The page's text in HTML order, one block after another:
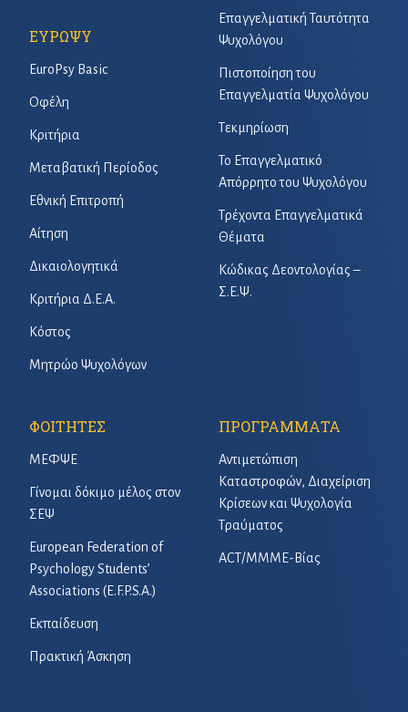
Επαγγελματική Ταυτότητα
Ψυχολόγου
Πιστοποίηση του
Επαγγελματία Ψυχολόγου
Τεκμηρίωση
Το Επαγγελματικό
Απόρρητο του Ψυχολόγου
Τρέχοντα Επαγγελματικά
Θέματα
Κώδικας Δεοντολογίας –
Σ.Ε.Ψ.
ΕΥΡΩΨΥ
EuroPsy Basic
Οφέλη
Κριτήρια
Μεταβατική Περίοδος
Εθνική Επιτροπή
Αίτηση
Δικαιολογητικά
Κριτήρια Δ.Ε.Α.
Κόστος
Μητρώο Ψυχολόγων
ΦΟΙΤΗΤΕΣ
ΜΕΦΨΕ
Γίνομαι δόκιμο μέλος στον
ΣΕΨ
European Federation of
Psychology Students’
Associations (E.F.P.S.A.)
Εκπαίδευση
Πρακτική Άσκηση
ΠΡΟΓΡΑΜΜΑΤΑ
Αντιμετώπιση
Καταστροφών, Διαχείριση
Κρίσεων και Ψυχολογία
Τραύματος
ACT/ΜΜΜΕ-Βίας